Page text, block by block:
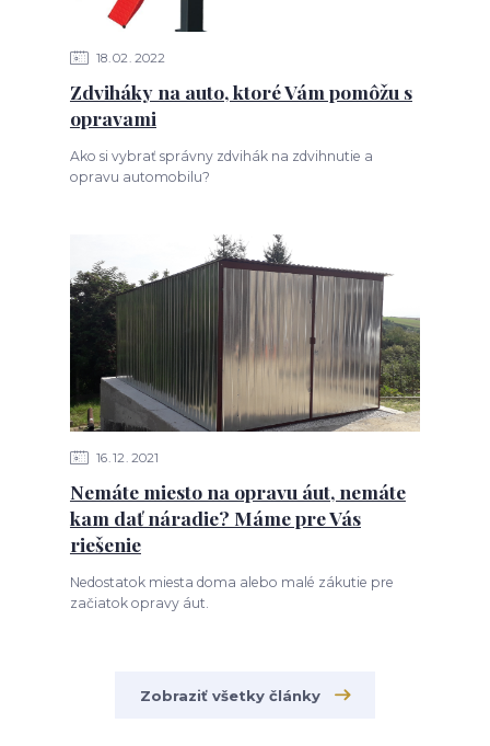
18 02 2022
Zdviháky na auto, ktoré Vám pomôžu s
opravami
Ako si vybrať správny zdvihák na zdvihnutie a
opravu automobilu?
16 12 2021
Nemáte miesto na opravu áut, nemáte
kam dať náradie? Máme pre Vás
riešenie
Nedostatok miesta doma alebo malé zákutie pre
začiatok opravy áut.
Zobraziť všetky články